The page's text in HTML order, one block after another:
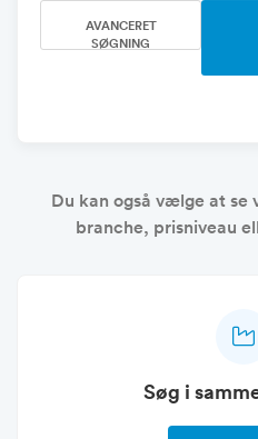
AVANCERET
SØGNING
Du kan også vælge at se
branche, prisniveau
Søg i